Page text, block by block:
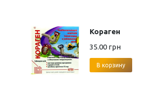
Кораген
35.00 грн
В корзину